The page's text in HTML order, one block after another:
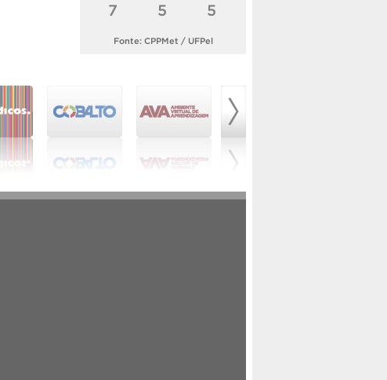
7
5
5
Fonte: CPPMet / UFPel